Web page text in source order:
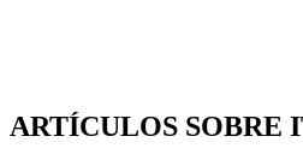
ARTÍCULOS SOBRE